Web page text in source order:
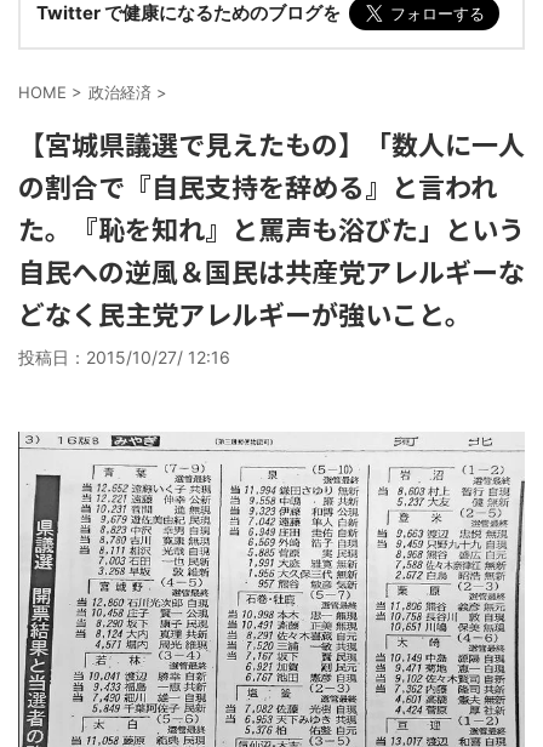
Twitter で健康になるためのブログを
HOME > 政治経済 >
【宮城県議選で見えたもの】「数人に一人
の割合で『自民支持を辞める』と言われ
た。『恥を知れ』と罵声も浴びた」という
自民への逆風＆国民は共産党アレルギーな
どなく民主党アレルギーが強いこと。
投稿日： 2015/10/27/ 12:16